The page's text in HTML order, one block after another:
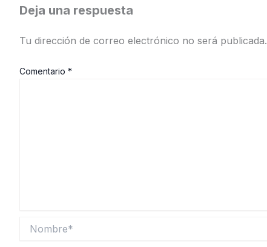
Deja una respuesta
Tu dirección de correo electrónico no será publicada.
Comentario *